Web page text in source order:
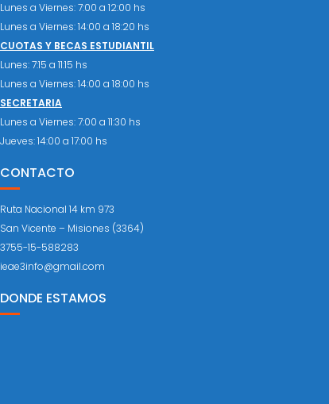
Lunes a Viernes: 7:00 a 12:00 hs
Lunes a Viernes: 14:00 a 18:20 hs
CUOTAS Y BECAS ESTUDIANTIL
Lunes: 7:15 a 11:15 hs
Lunes a Viernes: 14:00 a 18:00 hs
SECRETARIA
Lunes a Viernes: 7:00 a 11:30 hs
Jueves: 14:00 a 17:00 hs
CONTACTO
Ruta Nacional 14 km 973
San Vicente – Misiones (3364)
3755-15-588283
ieae3info@gmail.com
DONDE ESTAMOS